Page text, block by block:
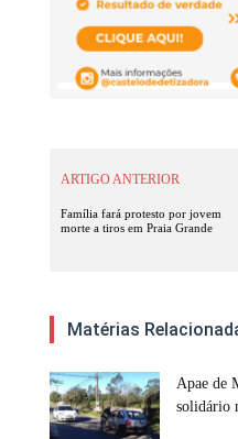
ARTIGO ANTERIOR
Família fará protesto por jovem
morte a tiros em Praia Grande
Matérias
Apae de
solidário